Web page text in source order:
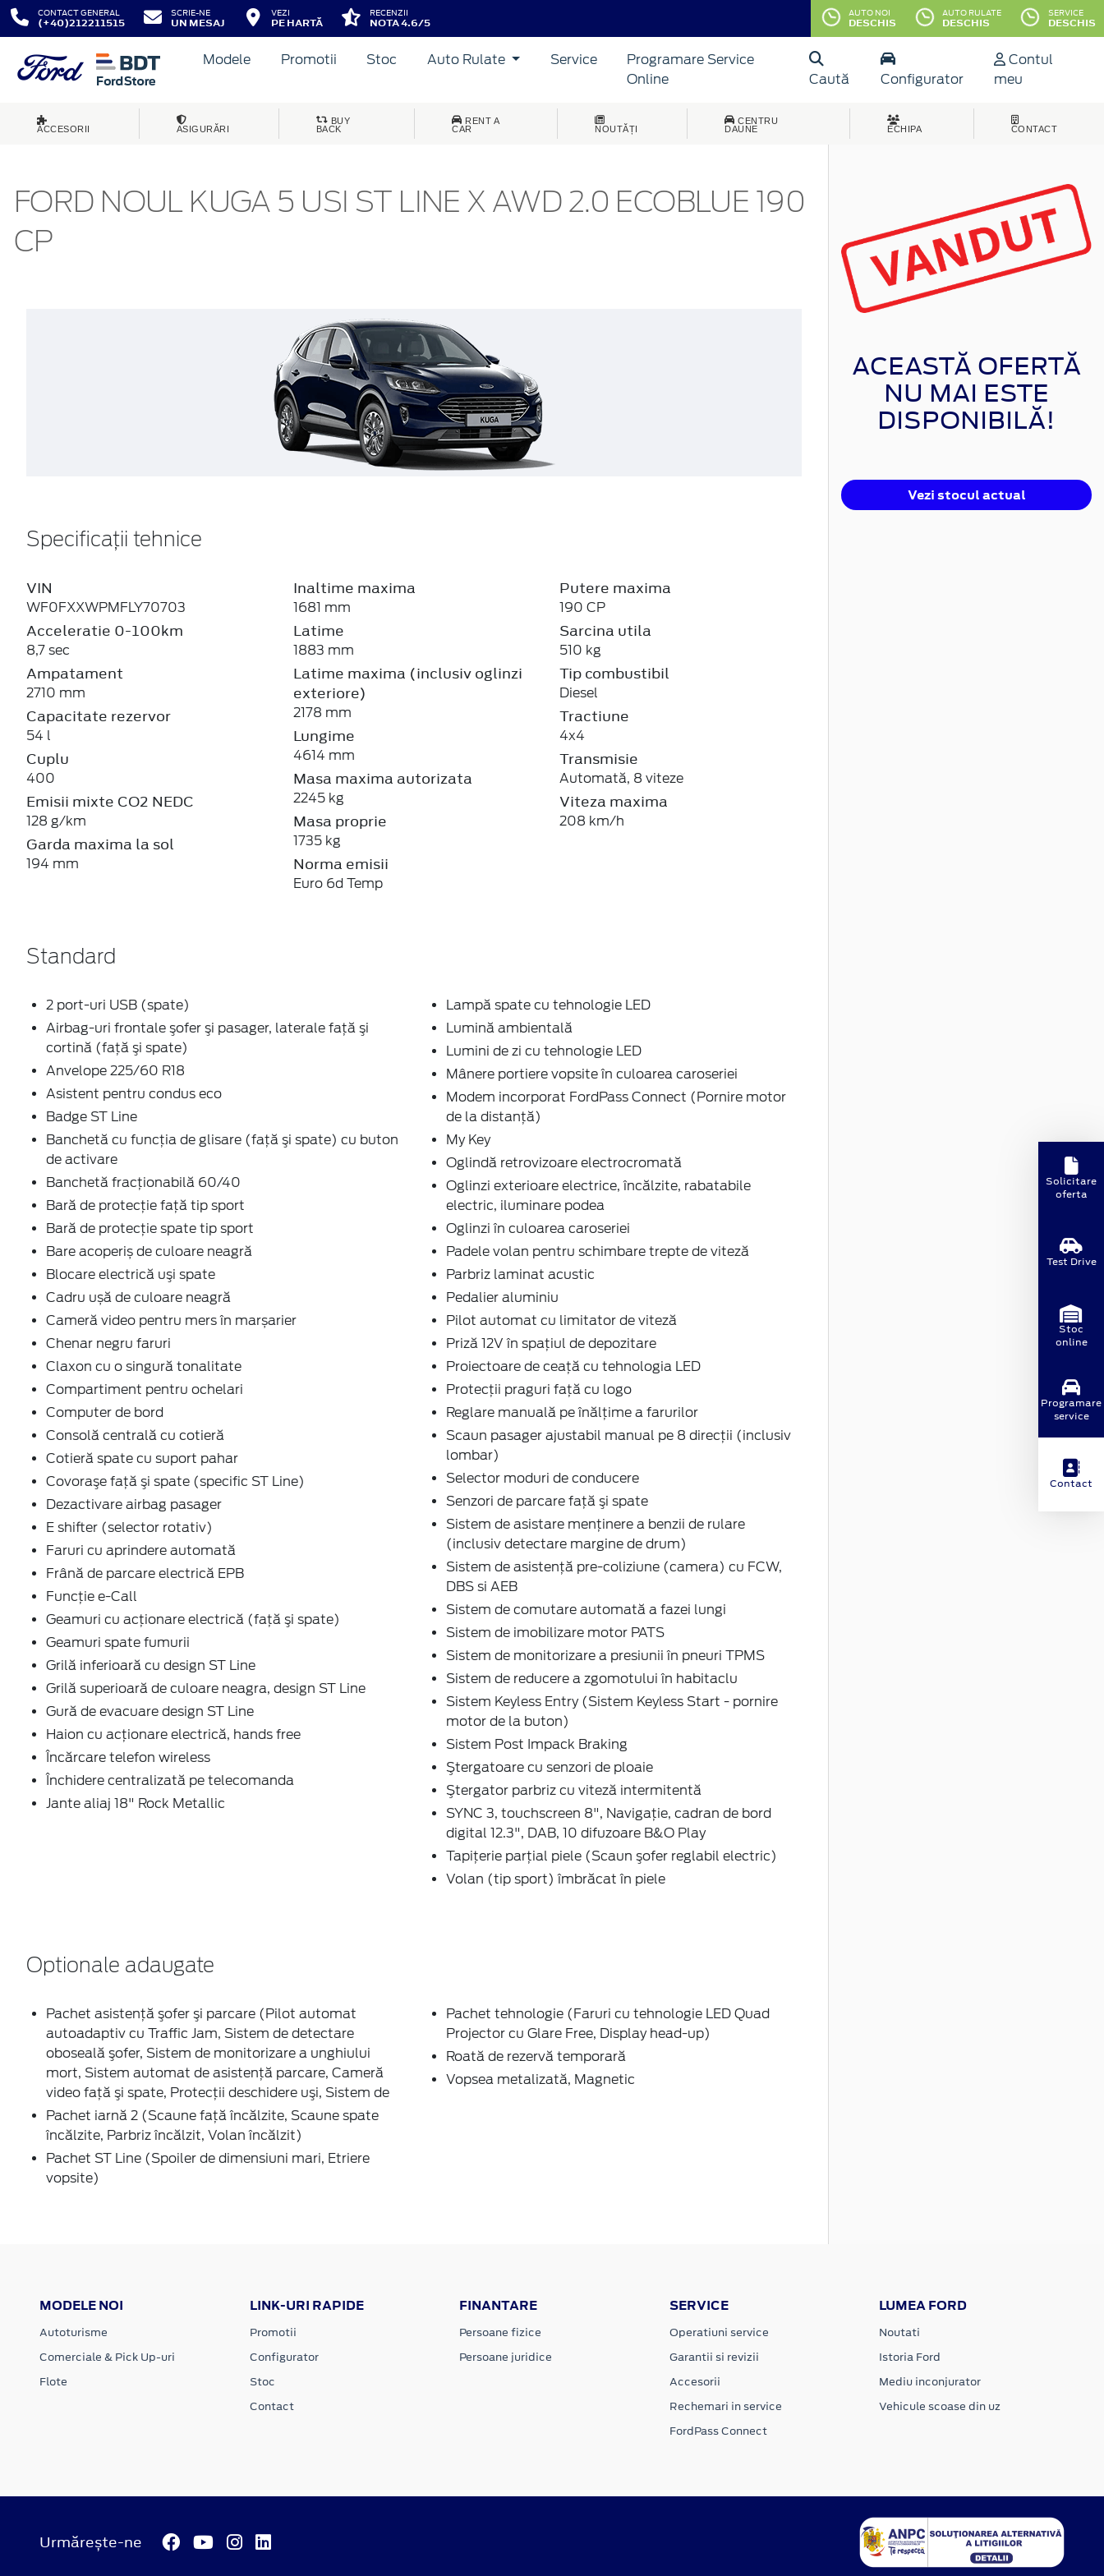
CONTACT GENERAL
(+40)212211515
SCRIE-NE
UN MESAJ
VEZI
PE HARTĂ
RECENZII
NOTA 4.6/5
AUTO NOI
DESCHIS
AUTO RULATE
DESCHIS
SERVICE
DESCHIS
Modele Promotii Stoc Auto Rulate Service
Programare Service
Online
Caută Configurator
Contul
meu
ACCESORII ASIGURĂRI
BUY
BACK
RENT A
CAR
NOUTĂȚI
CENTRU
DAUNE
ECHIPA CONTACT
FORD NOUL KUGA 5 USI ST LINE X AWD 2.0 ECOBLUE 190
CP
Specificații tehnice
VIN
WF0FXXWPMFLY70703
Acceleratie 0-100km
8,7 sec
Ampatament
2710 mm
Capacitate rezervor
54 l
Cuplu
400
Emisii mixte CO2 NEDC
128 g/km
Garda maxima la sol
194 mm
Inaltime maxima
1681 mm
Latime
1883 mm
Latime maxima (inclusiv oglinzi
exteriore)
2178 mm
Lungime
4614 mm
Masa maxima autorizata
2245 kg
Masa proprie
1735 kg
Norma emisii
Euro 6d Temp
Putere maxima
190 CP
Sarcina utila
510 kg
Tip combustibil
Diesel
Tractiune
4x4
Transmisie
Automată, 8 viteze
Viteza maxima
208 km/h
Standard
2 port-uri USB (spate)
Airbag-uri frontale şofer şi pasager, laterale faţă şi
cortină (faţă şi spate)
Anvelope 225/60 R18
Asistent pentru condus eco
Badge ST Line
Banchetă cu funcţia de glisare (faţă şi spate) cu buton
de activare
Banchetă fracționabilă 60/40
Bară de protecţie faţă tip sport
Bară de protecţie spate tip sport
Bare acoperiș de culoare neagră
Blocare electrică uşi spate
Cadru ușă de culoare neagră
Cameră video pentru mers în marșarier
Chenar negru faruri
Claxon cu o singură tonalitate
Compartiment pentru ochelari
Computer de bord
Consolă centrală cu cotieră
Cotieră spate cu suport pahar
Covoraşe faţă şi spate (specific ST Line)
Dezactivare airbag pasager
E shifter (selector rotativ)
Faruri cu aprindere automată
Frână de parcare electrică EPB
Funcție e-Call
Geamuri cu acţionare electrică (faţă şi spate)
Geamuri spate fumurii
Grilă inferioară cu design ST Line
Grilă superioară de culoare neagra, design ST Line
Gură de evacuare design ST Line
Haion cu acţionare electrică, hands free
Încărcare telefon wireless
Închidere centralizată pe telecomanda
Jante aliaj 18" Rock Metallic
Lampă spate cu tehnologie LED
Lumină ambientală
Lumini de zi cu tehnologie LED
Mânere portiere vopsite în culoarea caroseriei
Modem incorporat FordPass Connect (Pornire motor
de la distanță)
My Key
Oglindă retrovizoare electrocromată
Oglinzi exterioare electrice, încălzite, rabatabile
electric, iluminare podea
Oglinzi în culoarea caroseriei
Padele volan pentru schimbare trepte de viteză
Parbriz laminat acustic
Pedalier aluminiu
Pilot automat cu limitator de viteză
Priză 12V în spaţiul de depozitare
Proiectoare de ceaţă cu tehnologia LED
Protecţii praguri faţă cu logo
Reglare manuală pe înălţime a farurilor
Scaun pasager ajustabil manual pe 8 direcţii (inclusiv
lombar)
Selector moduri de conducere
Senzori de parcare faţă şi spate
Sistem de asistare menținere a benzii de rulare
(inclusiv detectare margine de drum)
Sistem de asistenţă pre-coliziune (camera) cu FCW,
DBS si AEB
Sistem de comutare automată a fazei lungi
Sistem de imobilizare motor PATS
Sistem de monitorizare a presiunii în pneuri TPMS
Sistem de reducere a zgomotului în habitaclu
Sistem Keyless Entry (Sistem Keyless Start - pornire
motor de la buton)
Sistem Post Impack Braking
Ştergatoare cu senzori de ploaie
Ştergator parbriz cu viteză intermitentă
SYNC 3, touchscreen 8", Navigaţie, cadran de bord
digital 12.3", DAB, 10 difuzoare B&O Play
Tapiţerie parţial piele (Scaun şofer reglabil electric)
Volan (tip sport) îmbrăcat în piele
Optionale adaugate
Pachet asistenţă şofer şi parcare (Pilot automat
autoadaptiv cu Traffic Jam, Sistem de detectare
oboseală şofer, Sistem de monitorizare a unghiului
mort, Sistem automat de asistenţă parcare, Cameră
video faţă şi spate, Protecţii deschidere uşi, Sistem de
Pachet iarnă 2 (Scaune faţă încălzite, Scaune spate
încălzite, Parbriz încălzit, Volan încălzit)
Pachet ST Line (Spoiler de dimensiuni mari, Etriere
vopsite)
Pachet tehnologie (Faruri cu tehnologie LED Quad
Projector cu Glare Free, Display head-up)
Roată de rezervă temporară
Vopsea metalizată, Magnetic
ACEASTĂ OFERTĂ
NU MAI ESTE
DISPONIBILĂ!
Vezi stocul actual
MODELE NOI
Autoturisme
Comerciale & Pick Up-uri
Flote
LINK-URI RAPIDE
Promotii
Configurator
Stoc
Contact
FINANTARE
Persoane fizice
Persoane juridice
SERVICE
Operatiuni service
Garantii si revizii
Accesorii
Rechemari in service
FordPass Connect
LUMEA FORD
Noutati
Istoria Ford
Mediu inconjurator
Vehicule scoase din uz
Urmărește-ne
Solicitare
oferta
Test Drive
Stoc
online
Programare
service
Contact